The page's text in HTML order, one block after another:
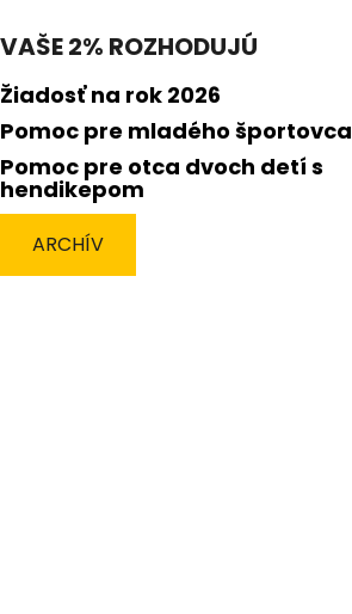
VAŠE 2% ROZHODUJÚ
Žiadosť na rok 2026
Pomoc pre mladého športovca
Pomoc pre otca dvoch detí s
hendikepom
ARCHÍV